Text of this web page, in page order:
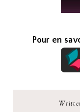
Pour en